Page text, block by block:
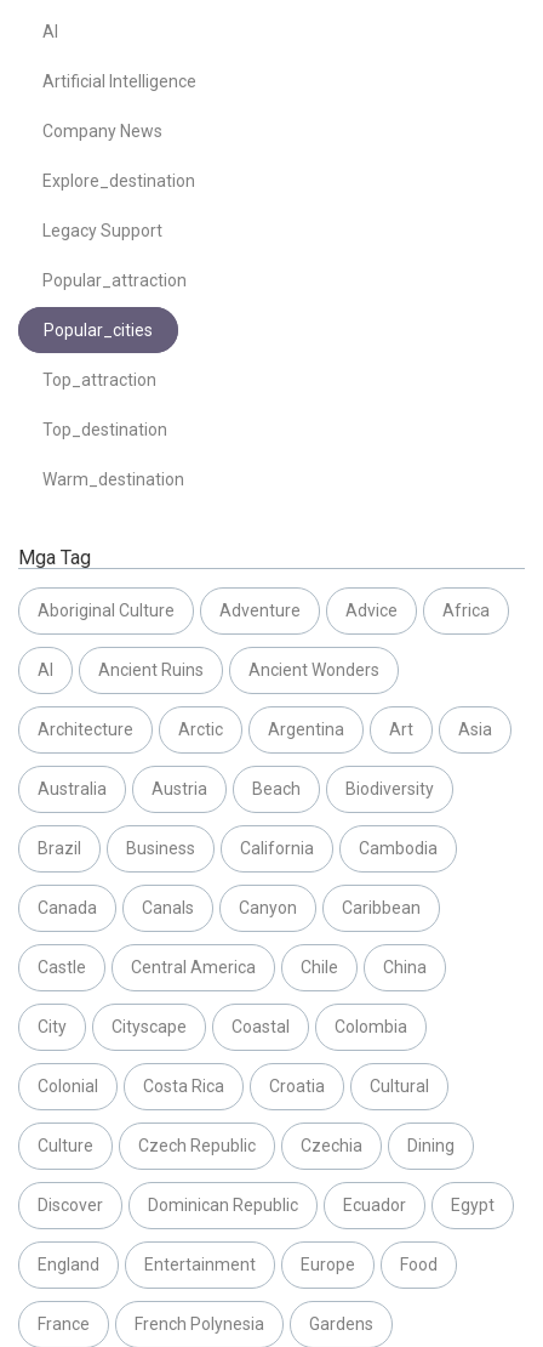
AI
Artificial Intelligence
Company News
Explore_destination
Legacy Support
Popular_attraction
Popular_cities
Top_attraction
Top_destination
Warm_destination
Mga Tag
Aboriginal Culture Adventure Advice Africa
AI Ancient Ruins Ancient Wonders
Architecture Arctic Argentina Art Asia
Australia Austria Beach Biodiversity
Brazil Business California Cambodia
Canada Canals Canyon Caribbean
Castle Central America Chile China
City Cityscape Coastal Colombia
Colonial Costa Rica Croatia Cultural
Culture Czech Republic Czechia Dining
Discover Dominican Republic Ecuador Egypt
England Entertainment Europe Food
France French Polynesia Gardens